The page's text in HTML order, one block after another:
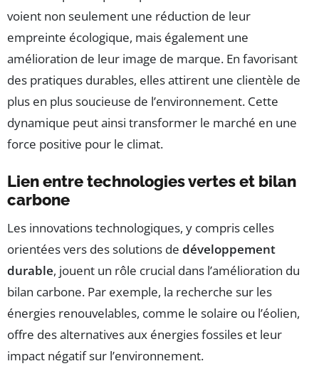
voient non seulement une réduction de leur
empreinte écologique, mais également une
amélioration de leur image de marque. En favorisant
des pratiques durables, elles attirent une clientèle de
plus en plus soucieuse de l’environnement. Cette
dynamique peut ainsi transformer le marché en une
force positive pour le climat.
Lien entre technologies vertes et bilan
carbone
Les innovations technologiques, y compris celles
orientées vers des solutions de développement
durable, jouent un rôle crucial dans l’amélioration du
bilan carbone. Par exemple, la recherche sur les
énergies renouvelables, comme le solaire ou l’éolien,
offre des alternatives aux énergies fossiles et leur
impact négatif sur l’environnement.